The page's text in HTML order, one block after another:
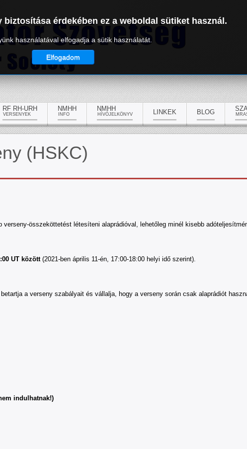
RF RH-URH
VERSENYEK
NMHH
INFO
NMHH
HÍVÓJELKÖNYV LINKEK BLOG
(HSKC)
összeköttetést létesíteni alaprádióval, lehetőleg minél kisebb
UT között(2021-ben április 11-én, 17:00-18:00 helyi idő szerint).
a verseny szabályait és vállalja, hogy a verseny során csak alaprádiót
indulhatnak!)
érdekében ez a weboldal sütiket használ.
használatával elfogadja a sütik használatát.
Elfogadom